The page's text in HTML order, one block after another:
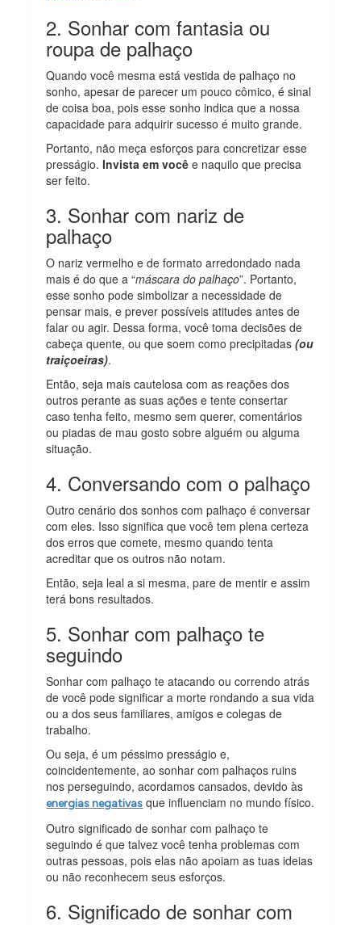
2. Sonhar com fantasia ou
roupa de palhaço
Quando você mesma está vestida de palhaço no
sonho, apesar de parecer um pouco cômico, é sinal
de coisa boa, pois esse sonho indica que a nossa
capacidade para adquirir sucesso é muito grande.
Portanto, não meça esforços para concretizar esse
presságio. Invista em você e naquilo que precisa
ser feito.
3. Sonhar com nariz de
palhaço
O nariz vermelho e de formato arredondado nada
mais é do que a “máscara do palhaço”. Portanto,
esse sonho pode simbolizar a necessidade de
pensar mais, e prever possíveis atitudes antes de
falar ou agir. Dessa forma, você toma decisões de
cabeça quente, ou que soem como precipitadas(ou
traiçoeiras).
Então, seja mais cautelosa com as reações dos
outros perante as suas ações e tente consertar
caso tenha feito, mesmo sem querer, comentários
ou piadas de mau gosto sobre alguém ou alguma
situação.
4. Conversando com o palhaço
Outro cenário dos sonhos com palhaço é conversar
com eles. Isso significa que você tem plena certeza
dos erros que comete, mesmo quando tenta
acreditar que os outros não notam.
Então, seja leal a si mesma, pare de mentir e assim
terá bons resultados.
5. Sonhar com palhaço te
seguindo
Sonhar com palhaço te atacando ou correndo atrás
de você pode significar a morte rondando a sua vida
ou a dos seus familiares, amigos e colegas de
trabalho.
Ou seja, é um péssimo presságio e,
coincidentemente, ao sonhar com palhaços ruins
nos perseguindo, acordamos cansados, devido às
energias negativas que influenciam no mundo físico.
Outro significado de sonhar com palhaço te
seguindo é que talvez você tenha problemas com
outras pessoas, pois elas não apoiam as tuas ideias
ou não reconhecem seus esforços.
6. Significado de sonhar com